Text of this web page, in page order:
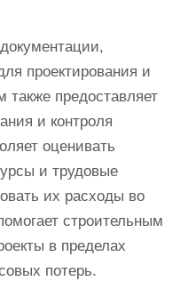
проектирования и
также предоставляет
и контроля
оценивать
и трудовые
их расходы во
строительным
в пределах
потерь.